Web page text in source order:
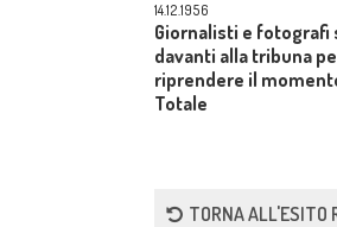
14.12.1956
Giornalisti e fotografi
davanti alla tribuna
riprendere il
Totale
TORNA ALL'ESITO